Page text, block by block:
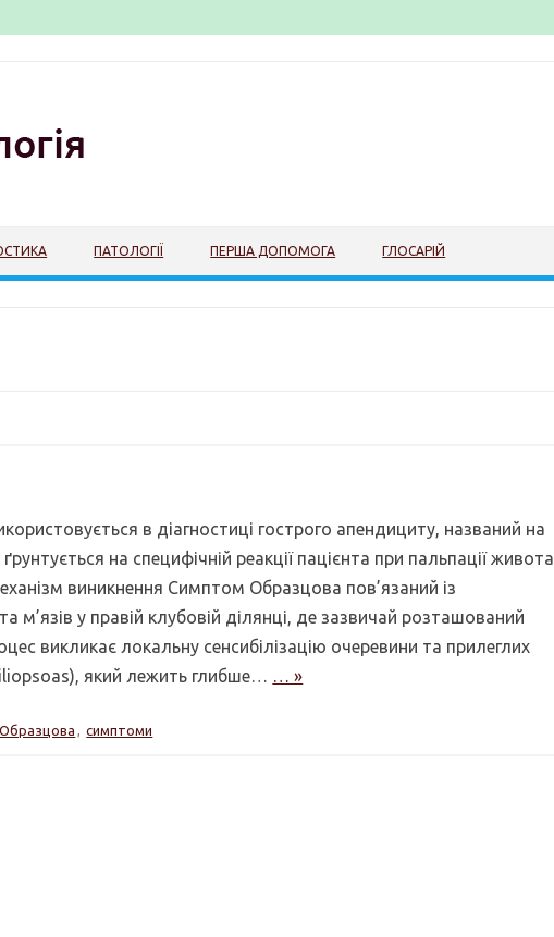
ПАТОЛОГІЇ ПЕРША ДОПОМОГА ГЛОСАРІЙ
в діагностиці гострого апендициту, названий на
на специфічній реакції пацієнта при пальпації живота
виникнення Симптом Образцова пов’язаний із
м’язів у правій клубовій ділянці, де зазвичай розташований
викликає локальну сенсибілізацію очеревини та прилеглих
який лежить глибше… … »
, симптоми